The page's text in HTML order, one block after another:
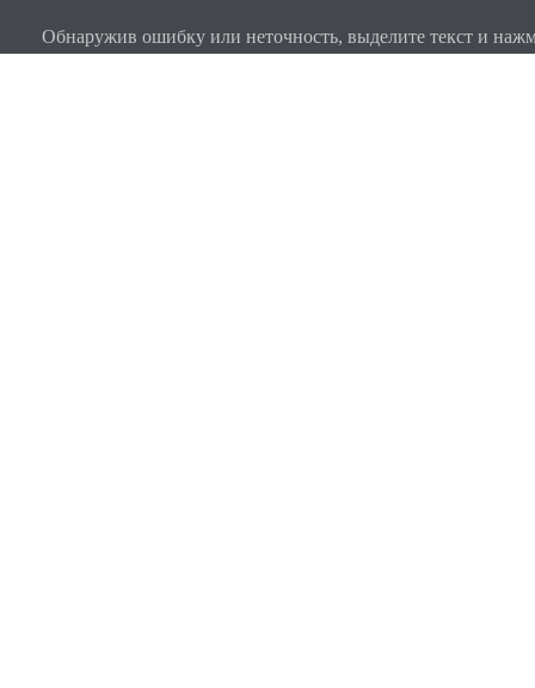
Обнаружив ошибку или неточность, выделите текст и